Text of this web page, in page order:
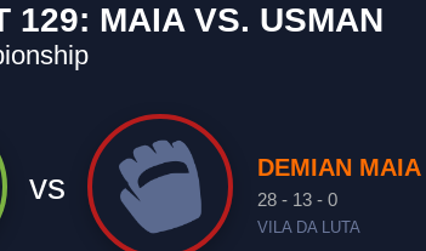
129: MAIA VS. USMAN
vs DEMIAN MAIA
28 - 13 - 0
VILA DA LUTA